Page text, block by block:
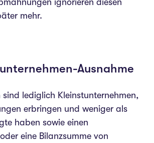
mehr.
Ausnahme
sind lediglich Kleinstunternehmen,
erbringen und weniger als
haben sowie einen
eine Bilanzsumme von